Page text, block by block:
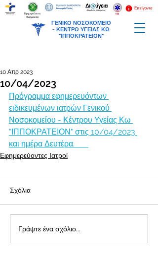
ΓΕΝΙΚΟ ΝΟΣΟΚΟΜΕΙΟ
- ΚΕΝΤΡΟ ΥΓΕΙΑΣ ΚΩ
"ΙΠΠΟΚΡΑΤΕΙΟΝ"
Επείγοντα
Εφημερεύοντα
Φαρμακεία
10/04/2023
10 Απρ 2023
Πρόγραμμα εφημερευόντων
ειδικευμένων ιατρών Γενικού
Νοσοκομείου - Κέντρου Υγείας Κω
"ΙΠΠΟΚΡΑΤΕΙΟΝ" στις 10/04/2023
και ημέρα Δευτέρα.
Εφημερεύοντες Ιατροί
Σχόλια
Γράψτε ένα σχόλιο...